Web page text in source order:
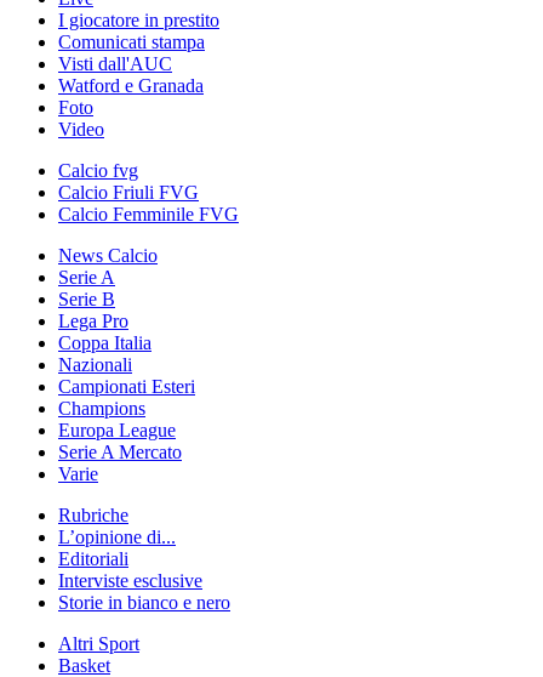
I giocatore in prestito
Comunicati stampa
Visti dall'AUC
Watford e Granada
Foto
Video
Calcio fvg
Calcio Friuli FVG
Calcio Femminile FVG
News Calcio
Serie A
Serie B
Lega Pro
Coppa Italia
Nazionali
Campionati Esteri
Champions
Europa League
Serie A Mercato
Varie
Rubriche
L’opinione di...
Editoriali
Interviste esclusive
Storie in bianco e nero
Altri Sport
Basket